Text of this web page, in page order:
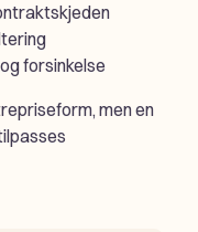
forsinkelse
men en